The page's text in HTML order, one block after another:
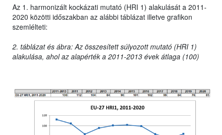
Az 1. harmonizált kockázati mutató (HRI 1) alakulását a 2011-
2020 közötti időszakban az alábbi táblázat illetve grafikon
szemlélteti:
2. táblázat és ábra: Az összesített súlyozott mutató (HRI 1)
alakulása, ahol az alapérték a 2011-2013 évek átlaga (100)